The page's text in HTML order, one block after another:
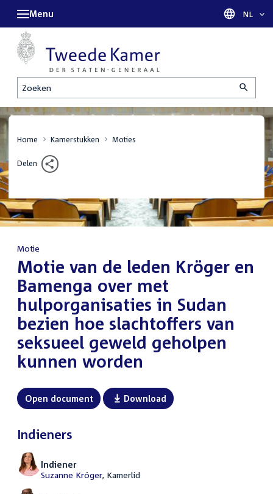
Zoeken
Menu Taal
NL
Home Kamerstukken Moties
Delen
Motie
:Motie van de leden Kröger en
Bamenga over met
hulporganisaties in Sudan
bezien hoe slachtoffers van
seksueel geweld geholpen
kunnen worden
Open document Download
Indieners
Indiener
Suzanne Kröger, Kamerlid